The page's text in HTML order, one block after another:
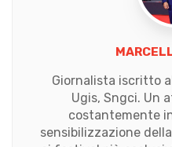
Giornalista iscritto
Ugis, Sngci. Un
costantemente
sensibilizzazione